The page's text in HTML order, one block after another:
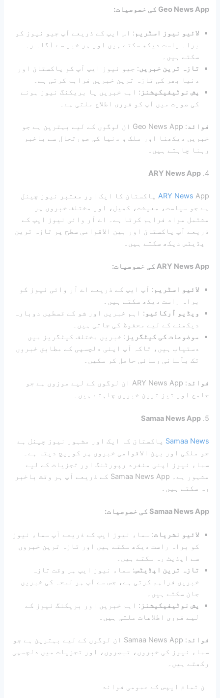
Geo News App کی خصوصیات:
لائیو نیوز اسٹریم : اس ایپ کے ذریعے آپ جیو نیوز کو
براہ راست دیکھ سکتے ہیں اور ہر خبر سے آگاہ رہ
سکتے ہیں۔
تازہ ترین خبریں: جیو نیوز ایپ آپ کو پاکستان اور
دنیا بھر کی تازہ ترین خبریں فراہم کرتی ہے۔
پش نوٹیفیکیشنز : اہم خبریں یا بریکنگ نیوز ہونے
کی صورت میں آپ کو فوری اطلاع ملتی ہے۔
فوائد
: Geo News App ان لوگوں کے لیے بہترین ہے جو
خبریں دیکھنا اور ملک و دنیا کی صورتحال سے باخبر
رہنا چاہتے ہیں۔
4.
ARY News App
ARY News App پاکستان کا ایک اور معتبر نیوز چینل
ہے جو سیاست، معیشت، کھیل، اور مختلف خبروں پر
مشتمل مواد فراہم کرتا ہے۔ اے آر وائی نیوز ایپ کے
ذریعے آپ پاکستان اور بین الاقوامی سطح پر تازہ ترین
اپڈیٹس دیکھ سکتے ہیں۔
ARY News App کی خصوصیات:
لائیو اسٹریم : آپ ایپ کے ذریعے اے آر وائی نیوز کو
براہ راست دیکھ سکتے ہیں۔
ویڈیو آرکائیو : اہم خبریں اور شو کے قسطیں دوبارہ
دیکھنے کے لیے محفوظ کی جاتی ہیں۔
موضوعات کی کیٹگریز : خبریں مختلف کیٹگریز میں
دستیاب ہیں، تاکہ آپ اپنی دلچسپی کے مطابق خبروں
تک بآسانی رسائی حاصل کر سکیں۔
فوائد
: ARY News App ان لوگوں کے لیے موزوں ہے جو
جامع اور تیز ترین خبریں چاہتے ہیں۔
5.
Samaa News App
Samaa News پاکستان کا ایک اور مشہور نیوز چینل ہے
جو ملکی اور بین الاقوامی خبروں پر کوریج دیتا ہے۔
سماء نیوز اپنی منفرد رپورٹنگ اور تجزیات کے لیے
مشہور ہے۔ Samaa News App کے ذریعے آپ ہر وقت باخبر
رہ سکتے ہیں۔
Samaa News App کی خصوصیات:
لائیو نشریات: سماء نیوز ایپ کے ذریعے آپ سماء نیوز
کو براہ راست دیکھ سکتے ہیں اور تازہ ترین خبروں
سے اپڈیٹ رہ سکتے ہیں۔
تازہ ترین اپڈیٹس: سماء نیوز ایپ ہر وقت تازہ
خبریں فراہم کرتی ہے، جس سے آپ ہر لمحہ کی خبریں
جان سکتے ہیں۔
پش نوٹیفیکیشنز : اہم خبریں اور بریکنگ نیوز کے
لیے فوری اطلاعات ملتی ہیں۔
فوائد
: Samaa News App ان لوگوں کے لیے بہترین ہے جو
سماء نیوز کی خبروں، تبصروں، اور تجزیات میں دلچسپی
رکھتے ہیں۔
ان تمام ایپس کے عمومی فوائد